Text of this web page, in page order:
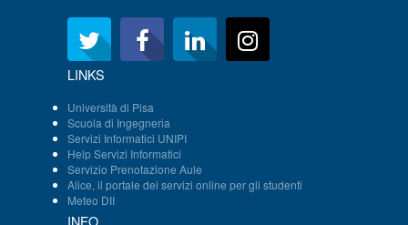
LINKS
Università di Pisa
Scuola di Ingegneria
Servizi Informatici UNIPI
Help Servizi Informatici
Servizio Prenotazione Aule
Alice, il portale dei servizi online per gli studenti
Meteo DII
INFO